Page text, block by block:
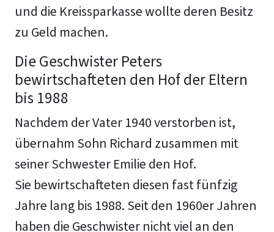
und die Kreissparkasse wollte deren Besitz
zu Geld machen.
Die Geschwister Peters
bewirtschafteten den Hof der Eltern
bis 1988
Nachdem der Vater 1940 verstorben ist,
übernahm Sohn Richard zusammen mit
seiner Schwester Emilie den Hof.
Sie bewirtschafteten diesen fast fünfzig
Jahre lang bis 1988. Seit den 1960er Jahren
haben die Geschwister nicht viel an den